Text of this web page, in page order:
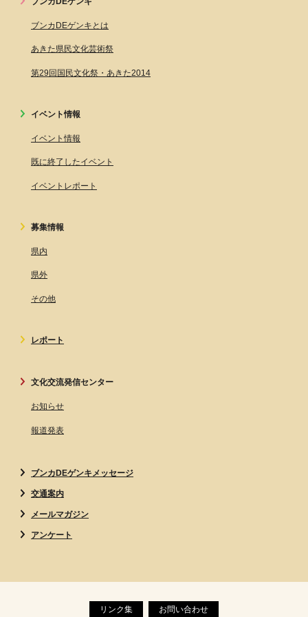
ブンカDEゲンキとは
あきた県民文化芸術祭
第29回国民文化祭・あきた2014
イベント情報
イベント情報
既に終了したイベント
イベントレポート
募集情報
県内
県外
その他
レポート
文化交流発信センター
お知らせ
報道発表
ブンカDEゲンキメッセージ
交通案内
メールマガジン
アンケート
リンク集 お問い合わせ